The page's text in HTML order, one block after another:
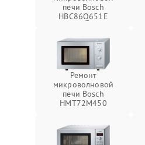
печи Bosch
HBC86Q651E
Ремонт
микроволновой
печи Bosch
HMT72M450